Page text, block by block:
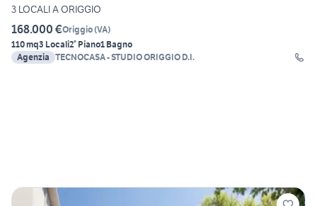
3 LOCALI A ORIGGIO
168.000 €Origgio(VA)
110 mq3 Locali2° Piano1 Bagno
Agenzia
TECNOCASA - STUDIO ORIGGIO D.I.